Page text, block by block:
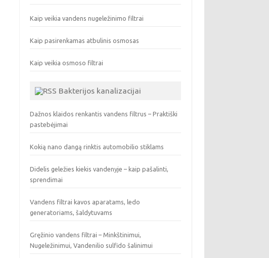
Kaip veikia vandens nugeležinimo filtrai
Kaip pasirenkamas atbulinis osmosas
Kaip veikia osmoso filtrai
Bakterijos kanalizacijai
Dažnos klaidos renkantis vandens filtrus – Praktiški
pastebėjimai
Kokią nano dangą rinktis automobilio stiklams
Didelis geležies kiekis vandenyje – kaip pašalinti,
sprendimai
Vandens filtrai kavos aparatams, ledo
generatoriams, šaldytuvams
Gręžinio vandens filtrai – Minkštinimui,
Nugeležinimui, Vandenilio sulfido šalinimui